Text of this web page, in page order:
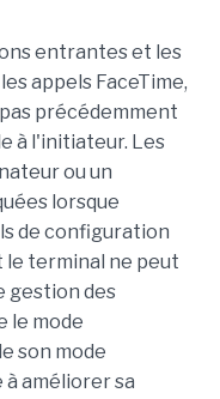
entrantes et les
appels FaceTime,
précédemment
à l'initiateur. Les
ou un
lorsque
de configuration
le terminal ne peut
gestion des
le mode
son mode
améliorer sa